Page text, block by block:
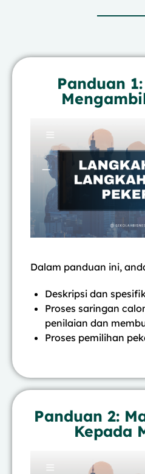
Panduan
Dalam panduan ini,
Deskripsi dan
Proses saringan
penilaian dan
Proses pemilihan
Panduan 2:
Kepada